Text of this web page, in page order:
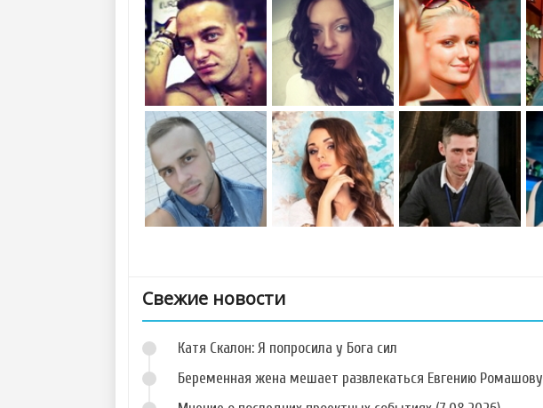
Свежие новости
Катя Скалон: Я попросила у Бога сил
Беременная жена мешает развлекаться Евгению Ромашову